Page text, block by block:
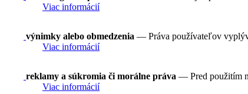
Viac informácií
výnimky alebo obmedzenia — Práva používateľov
Viac informácií
reklamy a súkromia či morálne práva — Pred použitím
Viac informácií